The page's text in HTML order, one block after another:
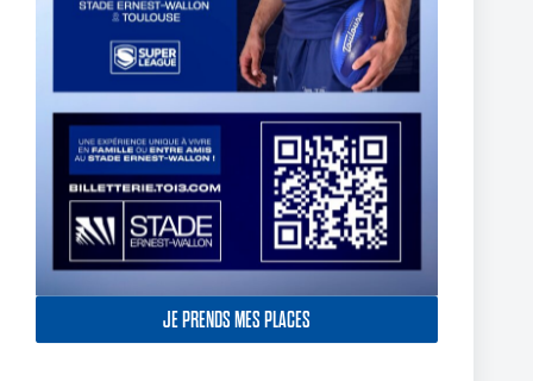
JE PRENDS MES PLACES